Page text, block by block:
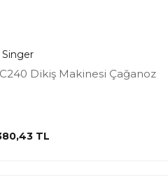
Singer
Dikiş Makinesi Çağanoz
TL